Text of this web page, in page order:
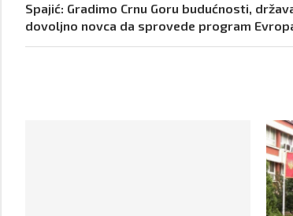
Spajić: Gradimo Crnu Goru budućnosti,
dovoljno novca da sprovede program